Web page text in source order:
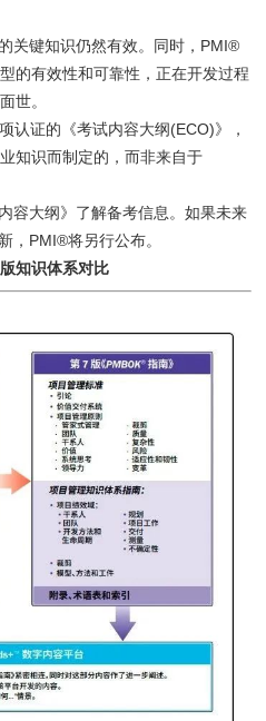
关键知识仍然有效。同时，PMI®
的有效性和可靠性，正在开发过程
世。
认证的《考试内容大纲(ECO)》，
知识而制定的，而非来自于
容大纲》了解备考信息。如果未来
，PMI®将另行公布。
知识体系对比